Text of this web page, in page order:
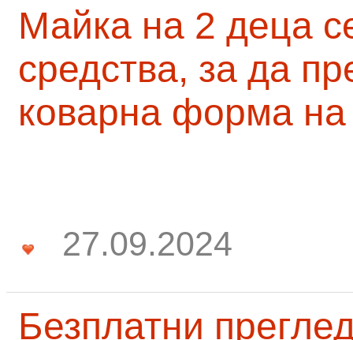
Майка на 2 деца
средства, за да
коварна форма на
27.09.2024
Безплатни